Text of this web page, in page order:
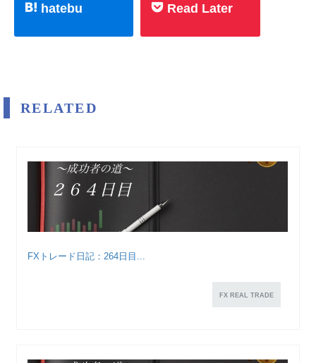
hatebu Read Later
RELATED
FXトレード日記：264日目...
FX REAL TRADE